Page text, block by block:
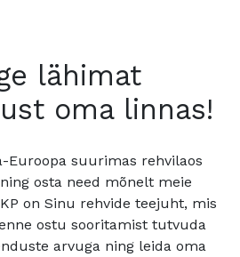
lähimat
oma linnas!
Euroopa suurimas rehvilaos
osta need mõnelt meie
on Sinu rehvide teejuht, mis
ostu sooritamist tutvuda
arvuga ning leida oma